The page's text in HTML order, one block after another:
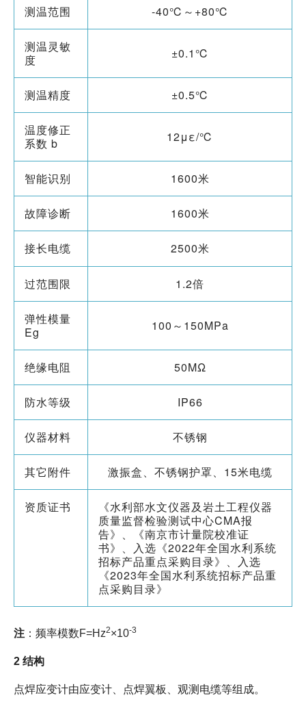
测温范围 -40℃～+80℃
测温灵敏
度
±0.1℃
测温精度 ±0.5℃
温度修正
系数 b
12με/℃
智能识别 1600米
故障诊断 1600米
接长电缆 2500米
过范围限 1.2倍
弹性模量
Eg
100～150MPa
绝缘电阻 50MΩ
防水等级 IP66
仪器材料 不锈钢
其它附件 激振盒、不锈钢护罩、15米电缆
资质证书
《水利部水文仪器及岩土工程仪器
质量监督检验测试中心CMA报
告》、《南京市计量院校准证
书》、入选《2022年全国水利系统
招标产品重点采购目录》、入选
《2023年全国水利系统招标产品重
点采购目录》
注 ：频率模数F=Hz2×10-3
2 结构
点焊应变计由应变计、点焊翼板、观测电缆等组成。